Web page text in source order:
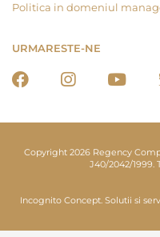
Politica in domeniul
URMARESTE-NE
Copyright 2026 Regency
J40/2042/1999.
Incognito Concept. Solutii si